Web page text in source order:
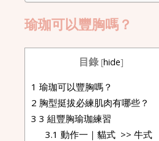
瑜珈可以豐胸嗎？
目錄 [hide]
1 瑜珈可以豐胸嗎？
2 胸型挺拔必練肌肉有哪些？
3 3 組豐胸瑜珈練習
3.1 動作一｜貓式 >> 牛式